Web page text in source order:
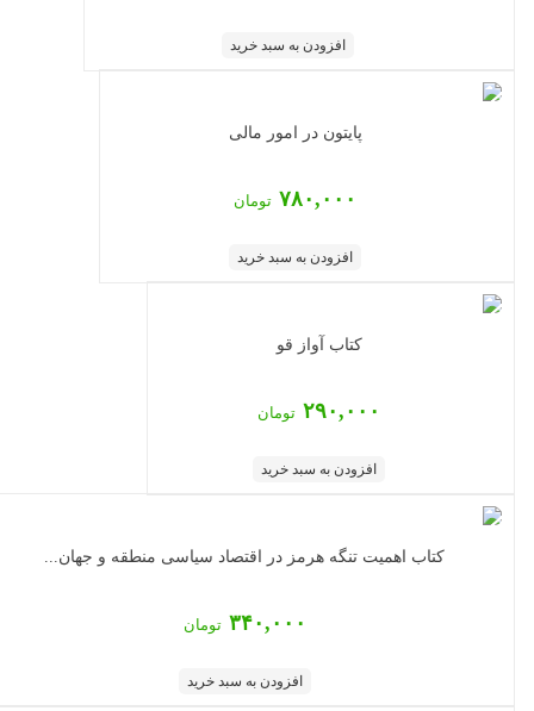
افزودن به سبد خرید
پایتون در امور مالی
۷۸۰,۰۰۰ تومان
افزودن به سبد خرید
کتاب آواز قو
۲۹۰,۰۰۰ تومان
افزودن به سبد خرید
‏‫کتاب اهمیت تنگه هرمز در اقتصاد سیاسی منطقه و جهان...
۳۴۰,۰۰۰ تومان
افزودن به سبد خرید